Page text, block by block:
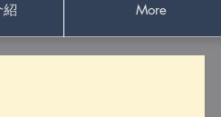
More